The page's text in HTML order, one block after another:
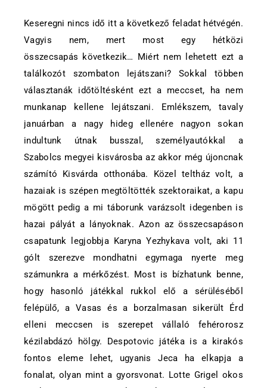
Keseregni nincs idő itt a következő feladat hétvégén.
Vagyis nem, mert most egy hétközi
összecsapás következik… Miért nem lehetett ezt a
találkozót szombaton lejátszani? Sokkal többen
választanák időtöltésként ezt a meccset, ha nem
munkanap kellene lejátszani. Emlékszem, tavaly
januárban a nagy hideg ellenére nagyon sokan
indultunk útnak busszal, személyautókkal a
Szabolcs megyei kisvárosba az akkor még újoncnak
számító Kisvárda otthonába. Közel teltház volt, a
hazaiak is szépen megtöltötték szektoraikat, a kapu
mögött pedig a mi táborunk varázsolt idegenben is
hazai pályát a lányoknak. Azon az összecsapáson
csapatunk legjobbja Karyna Yezhykava volt, aki 11
gólt szerezve mondhatni egymaga nyerte meg
számunkra a mérkőzést. Most is bízhatunk benne,
hogy hasonló játékkal rukkol elő a sérüléséből
felépülő, a Vasas és a borzalmasan sikerült Érd
elleni meccsen is szerepet vállaló fehérorosz
kézilabdázó hölgy. Despotovic játéka is a kirakós
fontos eleme lehet, ugyanis Jeca ha elkapja a
fonalat, olyan mint a gyorsvonat. Lotte Grigel okos